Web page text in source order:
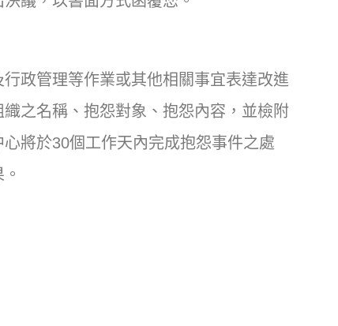
政管理等作業或其他相關事宜表達改進
之名稱、抱怨對象、抱怨內容，並檢附
將於30個工作天內完成抱怨事件之處